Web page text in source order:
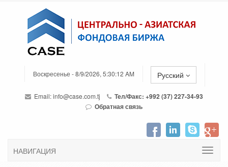
Воскресенье - 8/9/2026, 5:30:12 AM Русский
Email:info@case.com.tj
Тел/Факс: +992 (37) 227-34-93
Обратная связь
НАВИГАЦИЯ